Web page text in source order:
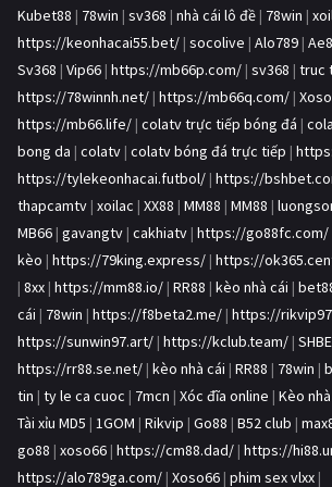
Kubet88 | 78win | sv368 | nhà cái lô đề | 78win |
https://keonhacai55.bet/ | socolive | Alo789 |
Sv368 | Vip66 | https://mb66p.com/ | sv368 | truc
https://78winnh.net/ | https://mb66q.com/ |
https://mb66.life/ | colatv trực tiếp bóng đá |
bong da | colatv | colatv bóng đá trực tiếp |
https://tylekeonhacai.futbol/ | https://
thapcamtv | xoilac | XX88 | MM88 | MM88 |
MB66 | gavangtv | cakhiatv | https://go88fc.com/
kèo | https://79king.express/ | https://
| 8xx | https://mm88.io/ | RR88 | kèo nhà cái |
cái | 78win | https://f8beta2.me/ | https://
https://sunwin97.art/ | https://kclub.team/ |
https://rr88.se.net/ | kèo nhà cái | RR88 | 78win |
tin | ty le ca cuoc | 7mcn | Xóc đĩa online | Kèo
Tài xỉu MD5 | 1GOM | Rikvip | Go88 | B52 club |
go88 | xoso66 | https://cm88.dad/ | https://
https://alo789ga.com/ | Xoso66 | phim sex vlxx |